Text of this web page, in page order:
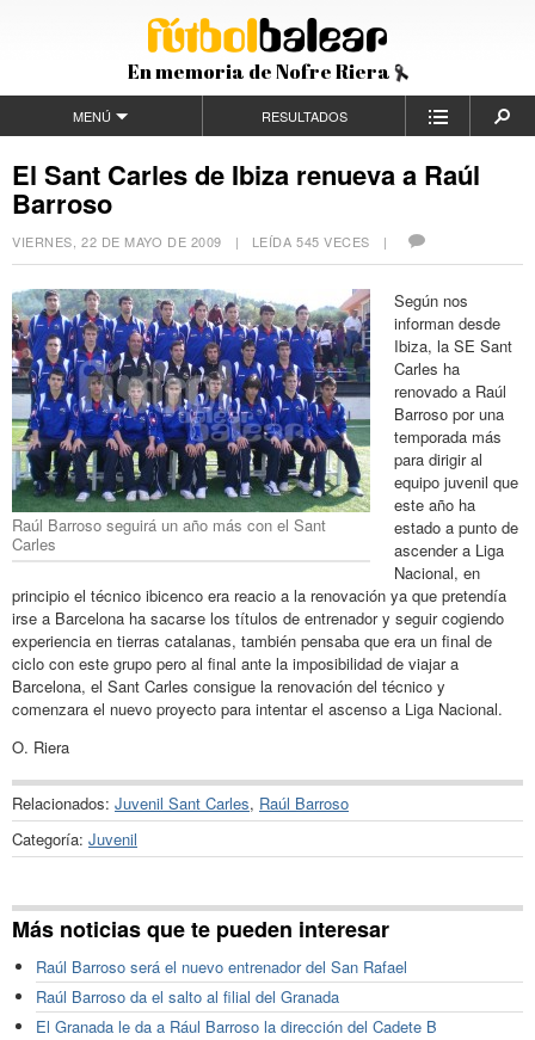
En memoria de Nofre Riera
MENÚ RESULTADOS
El Sant Carles de Ibiza renueva a Raúl
Barroso
VIERNES, 22 DE MAYO DE 2009 | LEÍDA 545 VECES |
Raúl Barroso seguirá un año más con el Sant
Carles
Según nos
informan desde
Ibiza, la SE Sant
Carles ha
renovado a Raúl
Barroso por una
temporada más
para dirigir al
equipo juvenil que
este año ha
estado a punto de
ascender a Liga
Nacional, en
principio el técnico ibicenco era reacio a la renovación ya que pretendía
irse a Barcelona ha sacarse los títulos de entrenador y seguir cogiendo
experiencia en tierras catalanas, también pensaba que era un final de
ciclo con este grupo pero al final ante la imposibilidad de viajar a
Barcelona, el Sant Carles consigue la renovación del técnico y
comenzara el nuevo proyecto para intentar el ascenso a Liga Nacional.
O. Riera
Relacionados: Juvenil Sant Carles, Raúl Barroso
Categoría: Juvenil
Más noticias que te pueden interesar
Raúl Barroso será el nuevo entrenador del San Rafael
Raúl Barroso da el salto al filial del Granada
El Granada le da a Rául Barroso la dirección del Cadete B